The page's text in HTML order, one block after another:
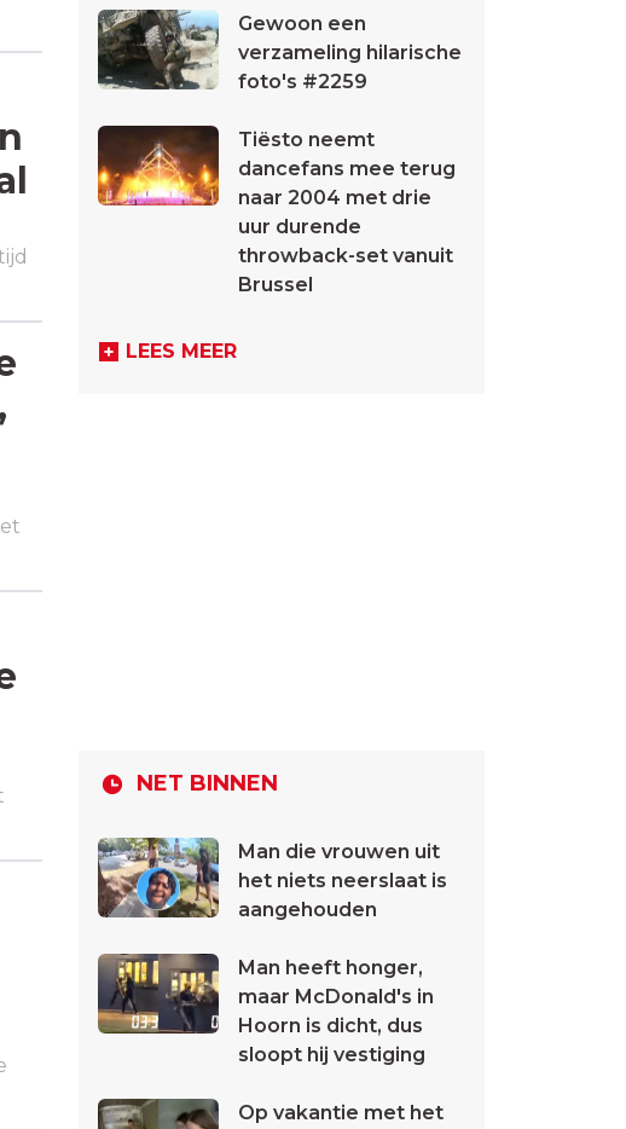
Gewoon een
verzameling hilarische
foto's #2259
Tiësto neemt
dancefans mee terug
naar 2004 met drie
uur durende
throwback-set vanuit
Brussel
LEES MEER
NET BINNEN
Man die vrouwen uit
het niets neerslaat is
aangehouden
Man heeft honger,
maar McDonald's in
Hoorn is dicht, dus
sloopt hij vestiging
Op vakantie met het